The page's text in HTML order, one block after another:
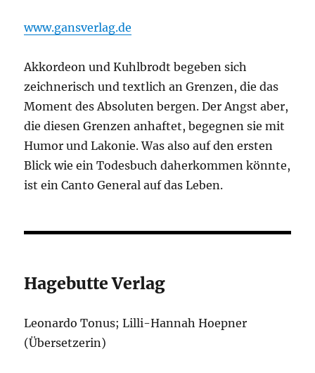
www.gansverlag.de
Akkordeon und Kuhlbrodt begeben sich
zeichnerisch und textlich an Grenzen, die das
Moment des Absoluten bergen. Der Angst aber,
die diesen Grenzen anhaftet, begegnen sie mit
Humor und Lakonie. Was also auf den ersten
Blick wie ein Todesbuch daherkommen könnte,
ist ein Canto General auf das Leben.
Hagebutte Verlag
Leonardo Tonus; Lilli-Hannah Hoepner
(Übersetzerin)